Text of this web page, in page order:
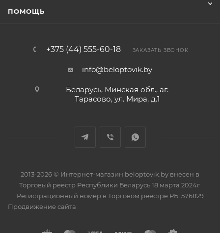
ПОМОЩЬ
+375 (44) 555-60-18 ЗАКАЗАТЬ ЗВОНОК
info@beloptovik.by
Беларусь, Минская обл., аг.
Тарасово, ул. Мира, д.1
2013-2026 © Интернет-магазин beloptovik.by внесен в
Торговый реестр Республики Беларусь 18 марта 2024г.
Регистрационный номер в Торговом реестре РБ: 576829
Продвижение сайта